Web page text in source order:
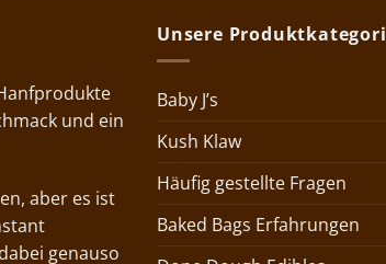
und ein
aber es ist
genauso
Unsere
Baby J’s
Kush Klaw
Häufig gestellte Fragen
Baked Bags Erfahrungen